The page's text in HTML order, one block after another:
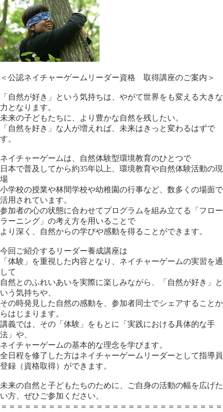
＜公認ネイチャーゲームリーダー資格 取得講座のご案内＞
「自然が好き」という気持ちは、やがて世界をも変える大きな
力となります。
未来の子どもたちに、より豊かな自然を残したい。
「自然を好き」な人が増えれば、未来はきっと変わるはずで
す。
ネイチャーゲームは、自然体験型環境教育のひとつで
日本で普及してから約35年以上、環境教育や自然体験活動の現
場
小学校の授業や林間学校や幼稚園の行事など、数多くの場面で
活用されています。
参加者の心の状態に合わせてプログラムを組み立てる「フロー
ラーニング」の考え方を用いることで
より深く、自然からの学びや感動を得ることができます。
今回ご紹介するリーダー養成講座は
「体験」を重視した内容となり、ネイチャーゲームの実習を通
して
自然とのふれいあいを実際に楽しみながら、「自然が好き」と
いう気持ちや、
その時発見した自然の感動を、参加者同士でシェアすることか
らはじまります。
講義では、その「体験」をもとに「実践における具体的な手
法」や、
ネイチャーゲームの基本的な理念を学びます。
全日程を修了した方はネイチャーゲームリーダーとして指導員
登録（資格取得）ができます。
未来の自然と子どもたちのために、ご自身の活動の幅を広げた
い方、ぜひご参加ください。
＝＝＝＝＝＝＝＝＝＝＝＝＝＝＝＝＝＝＝＝＝＝＝＝＝＝＝＝